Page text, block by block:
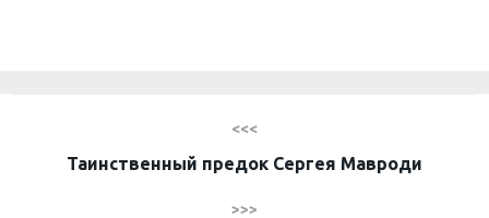
<<<
Таинственный предок Сергея Мавроди
>>>